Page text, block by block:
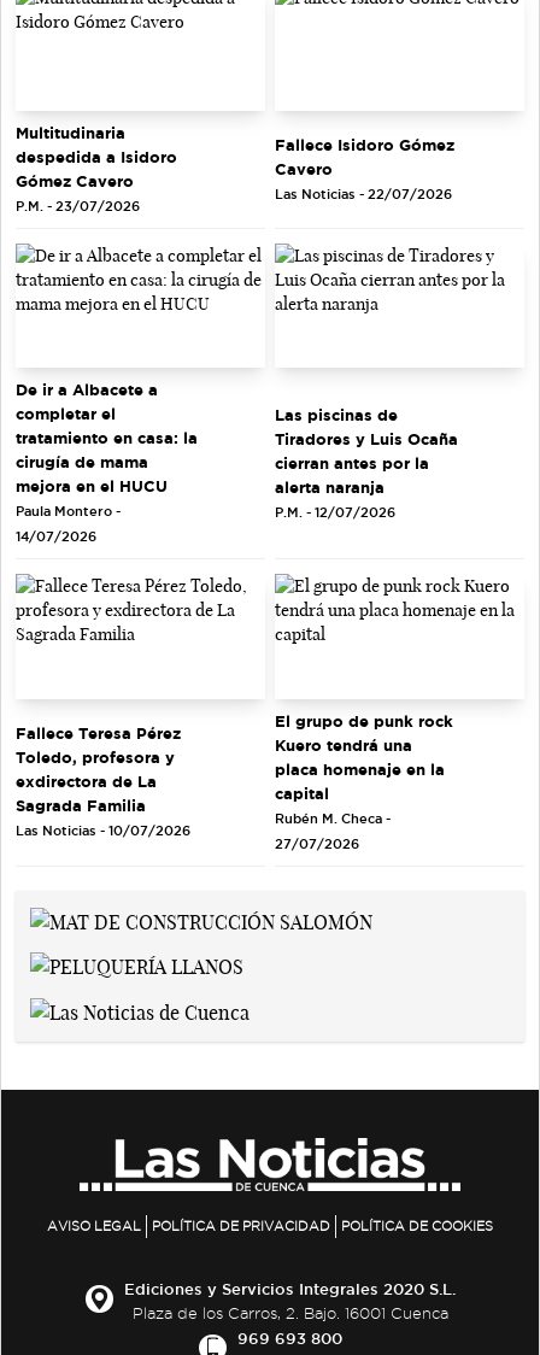
Multitudinaria
despedida a Isidoro
Gómez Cavero
P.M. - 23/07/2026
Fallece Isidoro Gómez
Cavero
Las Noticias - 22/07/2026
De ir a Albacete a
completar el
tratamiento en casa: la
cirugía de mama
mejora en el HUCU
Paula Montero -
14/07/2026
Las piscinas de
Tiradores y Luis Ocaña
cierran antes por la
alerta naranja
P.M. - 12/07/2026
Fallece Teresa Pérez
Toledo, profesora y
exdirectora de La
Sagrada Familia
Las Noticias - 10/07/2026
El grupo de punk rock
Kuero tendrá una
placa homenaje en la
capital
Rubén M. Checa -
27/07/2026
AVISO LEGAL POLÍTICA DE PRIVACIDAD POLÍTICA DE COOKIES
Ediciones y Servicios Integrales 2020 S.L.
Plaza de los Carros, 2. Bajo. 16001 Cuenca
969 693 800